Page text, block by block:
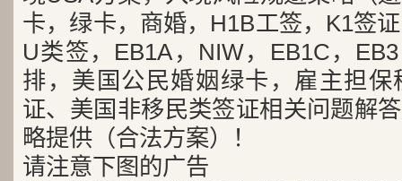
卡，绿卡，商婚，H1B工签，K1签
U类签，EB1A，NIW，EB1C，
排，美国公民婚姻绿卡，雇主担
证、美国非移民类签证相关问题解
略提供（合法方案）！
请注意下图的广告